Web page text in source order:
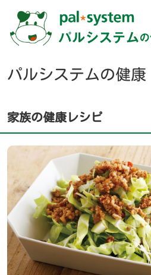
パルシステムの健
家族の健康レシピ